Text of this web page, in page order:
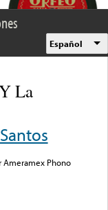
Español
La
Ameramex Phono